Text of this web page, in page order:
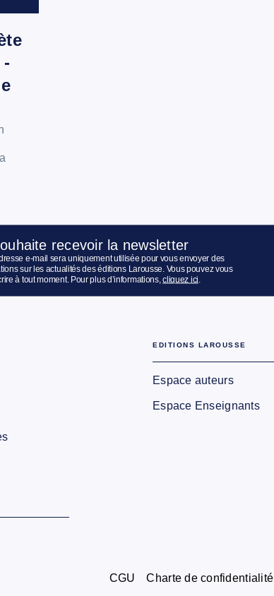
recevoir la newsletter
e-mail sera uniquement utilisée pour vous envoyer des
sur les actualités des éditions Larousse. Vous pouvez vous
à tout moment. Pour plus d’informations,cliquez ici
EDITIONS LAROUSSE
Espace auteurs
Espace Enseignants
CGU Charte de confidentialité